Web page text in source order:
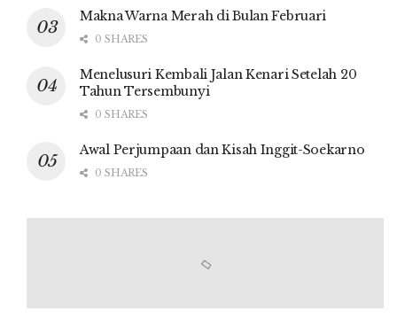
Makna Warna Merah di Bulan Februari
0 SHARES
Menelusuri Kembali Jalan Kenari Setelah 20
Tahun Tersembunyi
0 SHARES
Awal Perjumpaan dan Kisah Inggit-Soekarno
0 SHARES